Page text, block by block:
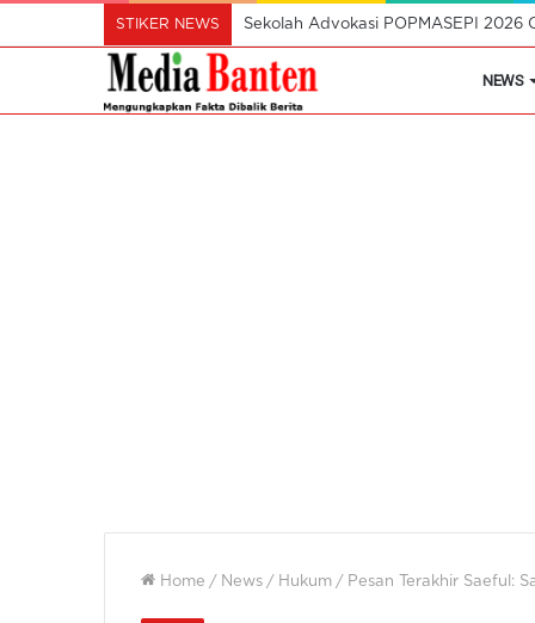
STIKER NEWS Sekolah Advokasi POPMASEPI 2026
NEWS
Home / News / Hukum / Pesan Terakhir Saeful: